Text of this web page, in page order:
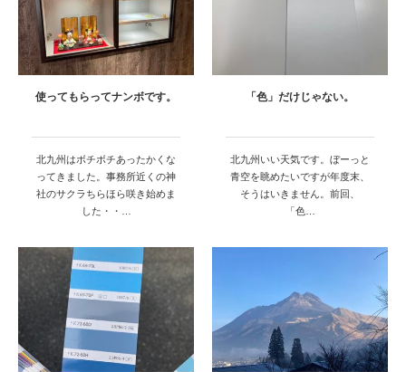
使ってもらってナンボです。
北九州はボチボチあったかくな
ってきました。事務所近くの神
社のサクラちらほら咲き始めま
した・・…
「色」だけじゃない。
北九州いい天気です。ぼーっと
青空を眺めたいですが年度末、
そうはいきません。前回、
「色…